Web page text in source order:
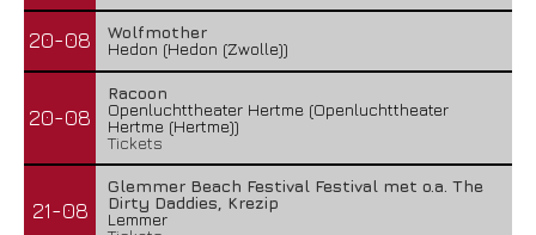
20-08
Wolfmother
Hedon (Hedon (Zwolle))
20-08
Racoon
Openluchttheater Hertme (Openluchttheater
Hertme (Hertme))
Tickets
21-08
Glemmer Beach Festival Festival met o.a. The
Dirty Daddies, Krezip
Lemmer